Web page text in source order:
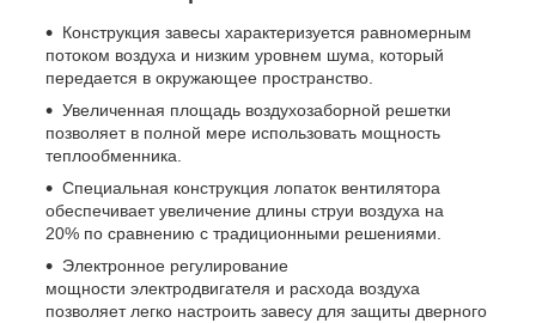
Конструкция завесы характеризуется равномерным
потоком воздуха и низким уровнем шума, который
передается в окружающее пространство.
Увеличенная площадь воздухозаборной решетки
позволяет в полной мере использовать мощность
теплообменника.
Специальная конструкция лопаток вентилятора
обеспечивает увеличение длины струи воздуха на
20% по сравнению с традиционными решениями.
Электронное регулирование
мощности электродвигателя и расхода воздуха
позволяет легко настроить завесу для защиты дверного